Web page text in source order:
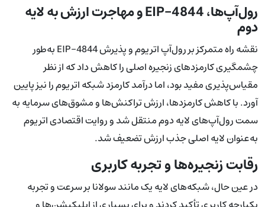
رول‌آپ‌ها، EIP-4844 و مهاجرت ارزش به لایه
دوم
نقشه راه متمرکز بر رول‌آپ اتریوم و پذیرش EIP-4844 به‌طور
چشمگیری کارمزدهای زنجیره اصلی را کاهش داد که از نظر
مقیاس‌پذیری مفید بود، اما درآمد کارمزد شبکه اتریوم را نیز پایین
آورد. با کاهش کارمزدها، ارزش تراکنش‌ها و مشوق‌های سرمایه به
سمت رول‌آپ‌های لایه دوم منتقل شد و روایت اقتصادی اتریوم
به‌عنوان لایه اصلی جذب ارزش تضعیف شد.
رقابت زنجیره‌ها و تجربه کاربری
در عین حال، شبکه‌های لایه یک مانند سولانا بر سرعت و تجربه